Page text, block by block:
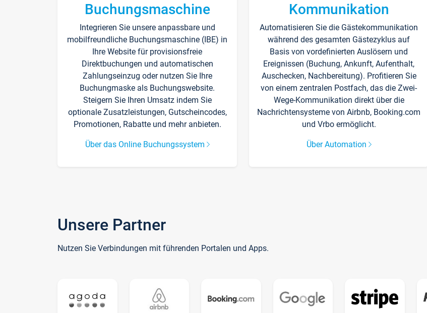
Buchungsmaschine
Integrieren Sie unsere anpassbare und
mobilfreundliche Buchungsmaschine (IBE) in
Ihre Website für provisionsfreie
Direktbuchungen und automatischen
Zahlungseinzug oder nutzen Sie Ihre
Buchungmaske als Buchungswebsite.
Steigern Sie Ihren Umsatz indem Sie
optionale Zusatzleistungen, Gutscheincodes,
Promotionen, Rabatte und mehr anbieten.
Über das Online Buchungssystem
Kommunikation
Automatisieren Sie die Gästekommunikation
während des gesamten Gästezyklus auf
Basis von vordefinierten Auslösern und
Ereignissen (Buchung, Ankunft, Aufenthalt,
Auschecken, Nachbereitung). Profitieren Sie
von einem zentralen Postfach, das die Zwei-
Wege-Kommunikation direkt über die
Nachrichtensysteme von Airbnb, Booking.com
und Vrbo ermöglicht.
Über Automation
Unsere Partner
Nutzen Sie Verbindungen mit führenden Portalen und Apps.